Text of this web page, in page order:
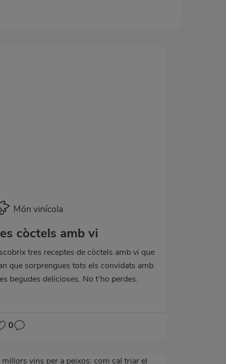
Món vinícola
còctels amb vi
tres receptes de còctels amb vi que
que sorprengues tots els convidats amb
begudes delicioses. No t’ho perdes.
0